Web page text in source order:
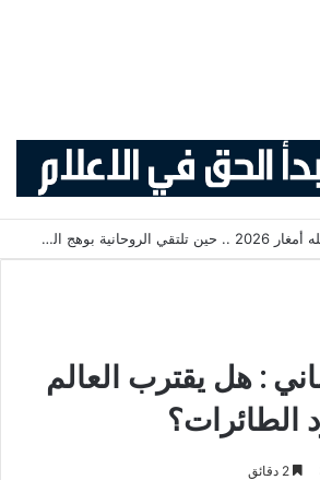
موسم مولاي عبد الله أمغار 2026 .. حين تلتقي الروحانية بوهج التبوريدة وسحر التراث المغربي
: هل يقترب العالم
الطائرات؟